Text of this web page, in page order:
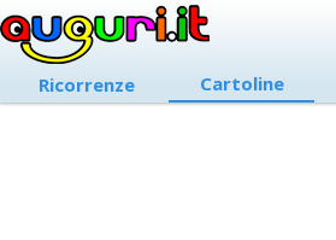
Ricorrenze Cartoline